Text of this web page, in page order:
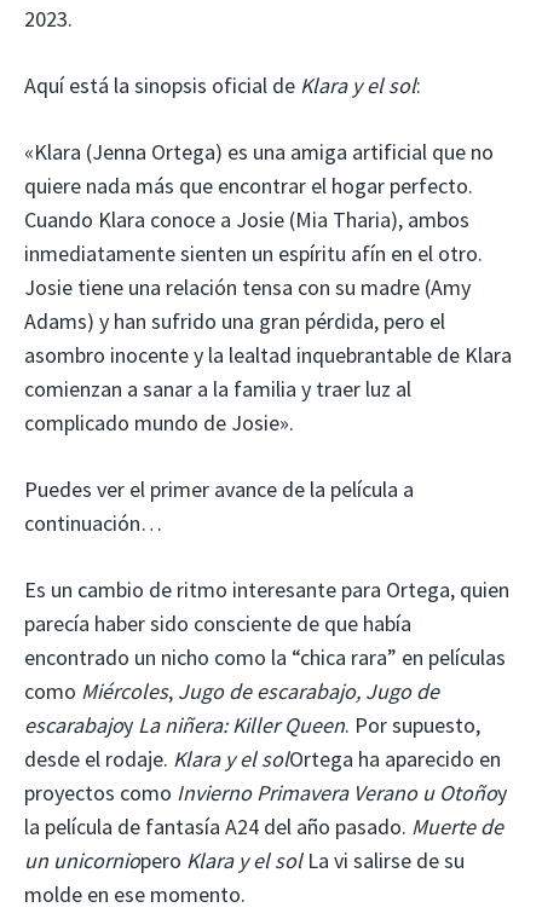
2023.
Aquí está la sinopsis oficial de Klara y el sol:
«Klara (Jenna Ortega) es una amiga artificial que no
quiere nada más que encontrar el hogar perfecto.
Cuando Klara conoce a Josie (Mia Tharia), ambos
inmediatamente sienten un espíritu afín en el otro.
Josie tiene una relación tensa con su madre (Amy
Adams) y han sufrido una gran pérdida, pero el
asombro inocente y la lealtad inquebrantable de Klara
comienzan a sanar a la familia y traer luz al
complicado mundo de Josie».
Puedes ver el primer avance de la película a
continuación…
Es un cambio de ritmo interesante para Ortega, quien
parecía haber sido consciente de que había
encontrado un nicho como la “chica rara” en películas
como Miércoles, Jugo de escarabajo, Jugo de
escarabajoy La niñera: Killer Queen. Por supuesto,
desde el rodaje. Klara y el solOrtega ha aparecido en
proyectos como Invierno Primavera Verano u Otoñoy
la película de fantasía A24 del año pasado. Muerte de
un unicorniopero Klara y el solLa vi salirse de su
molde en ese momento.